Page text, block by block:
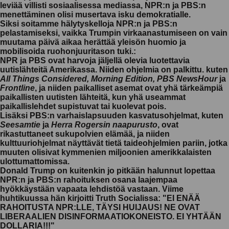
leviää villisti sosiaalisessa mediassa, NPR:n ja PBS:n
menettäminen olisi musertava isku demokratialle.
Siksi soitamme hälytyskelloja NPR:n ja PBS:n
pelastamiseksi, vaikka Trumpin virkaanastumiseen on vain
muutama päivä aikaa herättää yleisön huomio ja
mobilisoida ruohonjuuritason tuki.:
NPR ja PBS ovat harvoja jäljellä olevia luotettavia
uutislähteitä Amerikassa. Niiden ohjelmia on palkittu. kuten
All Things Considered, Morning Edition, PBS NewsHourja
Frontline, ja niiden paikalliset asemat ovat yhä tärkeämpiä
paikallisten uutisten lähteitä, kun yhä useammat
paikallislehdet supistuvat tai kuolevat pois.
Lisäksi PBS:n varhaislapsuuden kasvatusohjelmat, kuten
Seesamtie ja Herra Rogersin naapurusto, ovat
rikastuttaneet sukupolvien elämää, ja niiden
kulttuuriohjelmat näyttävät tietä taideohjelmien pariin, jotka
muuten olisivat kymmenien miljoonien amerikkalaisten
ulottumattomissa.
Donald Trump on kuitenkin jo pitkään halunnut lopettaa
NPR:n ja PBS:n rahoituksen osana laajempaa
hyökkäystään vapaata lehdistöä vastaan. Viime
huhtikuussa hän kirjoitti Truth Socialissa: "EI ENÄÄ
RAHOITUSTA NPR:LLE, TÄYSI HUIJAUS! NE OVAT
LIBERAALIEN DISINFORMAATIOKONEISTO. EI YHTÄÄN
DOLLARIA!!!"